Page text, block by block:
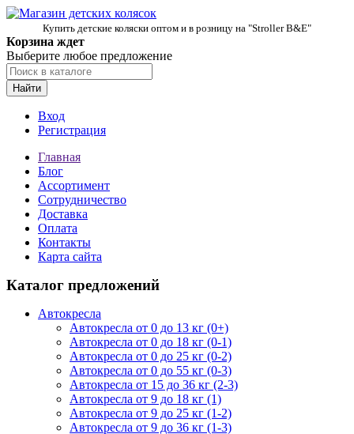
Купить детские коляски оптом и в розницу на "Stroller B&E"
Корзина ждет
Выберите любое предложение
Найти
Вход
Регистрация
Главная
Блог
Ассортимент
Сотрудничество
Доставка
Оплата
Контакты
Карта сайта
Каталог предложений
Автокресла
Автокресла от 0 до 13 кг (0+)
Автокресла от 0 до 18 кг (0-1)
Автокресла от 0 до 25 кг (0-2)
Автокресла от 0 до 55 кг (0-3)
Автокресла от 15 до 36 кг (2-3)
Автокресла от 9 до 18 кг (1)
Автокресла от 9 до 25 кг (1-2)
Автокресла от 9 до 36 кг (1-3)